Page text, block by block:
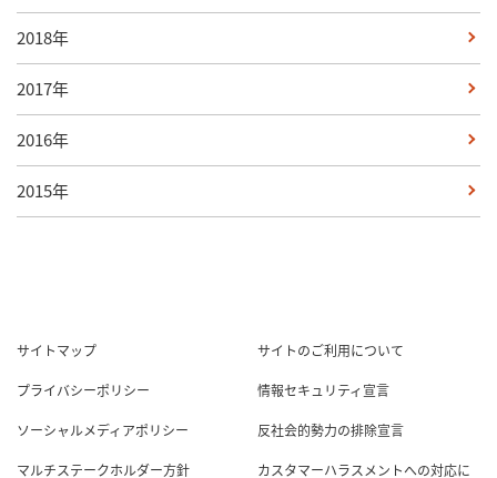
2018年
2017年
2016年
2015年
サイトマップ
サイトのご利用について
プライバシーポリシー
情報セキュリティ宣言
ソーシャルメディアポリシー
反社会的勢力の排除宣言
マルチステークホルダー方針
カスタマーハラスメントへの対応に